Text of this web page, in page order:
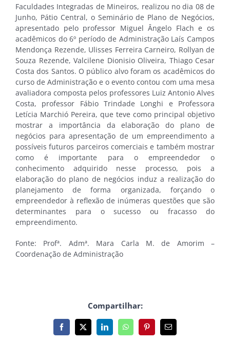
Faculdades Integradas de Mineiros, realizou no dia 08 de
Junho, Pátio Central, o Seminário de Plano de Negócios,
apresentado pelo professor Miguel Ângelo Flach e os
acadêmicos do 6º período de Administração Laís Campos
Mendonça Rezende, Ulisses Ferreira Carneiro, Rollyan de
Souza Rezende, Valcilene Dionisio Oliveira, Thiago Cesar
Costa dos Santos. O público alvo foram os acadêmicos do
curso de Administração e o evento contou com uma mesa
avaliadora composta pelos professores Luiz Antonio Alves
Costa, professor Fábio Trindade Longhi e Professora
Letícia Marchió Pereira, que teve como principal objetivo
mostrar a importância da elaboração do plano de
negócios para apresentação de um empreendimento a
possíveis futuros parceiros comerciais e também mostrar
como é importante para o empreendedor o
conhecimento adquirido nesse processo, pois a
elaboração do plano de negócios induz a realização do
planejamento de forma organizada, forçando o
empreendedor à reflexão de inúmeras questões que são
determinantes para o sucesso ou fracasso do
empreendimento.
Fonte: Profª. Admª. Mara Carla M. de Amorim –
Coordenação de Administração
Compartilhar:
Facebook
X LinkedInWhatsAppPinterest
E-
mail